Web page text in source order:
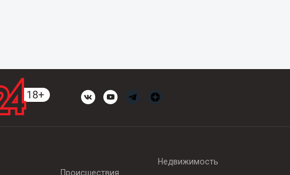
Происшествия
Недвижимость